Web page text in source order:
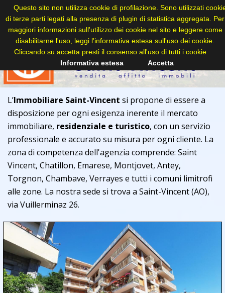
L’Immobiliare Saint-Vincent si propone di essere a
disposizione per ogni esigenza inerente il mercato
immobiliare, residenziale e turistico, con un servizio
professionale e accurato su misura per ogni cliente. La
zona di competenza dell'agenzia comprende: Saint
Vincent, Chatillon, Emarese, Montjovet, Antey,
Torgnon, Chambave, Verrayes e tutti i comuni limitrofi
alle zone. La nostra sede si trova a Saint-Vincent (AO),
via Vuillerminaz 26.
Questo sito non utilizza cookie di profilazione. Sono utilizzati
di terze parti legati alla presenza di plugin di statistica aggregata. Per
maggiori informazioni sull'utilizzo dei cookie nel sito e leggere come
disabilitarne l'uso, leggi l'informativa estesa sull'uso dei cookie.
Cliccando su accetta presti il consenso all'uso di tutti i cookie
Informativa estesa
Accetta